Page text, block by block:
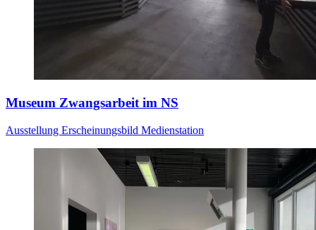
Museum Zwangsarbeit im NS
Ausstellung Erscheinungsbild Medienstation